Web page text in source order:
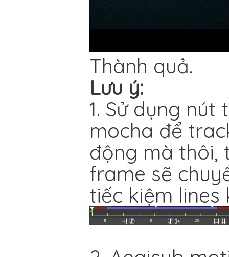
Thành quả.
Lưu ý:
1. Sử dụng
mocha để
động mà thôi,
frame sẽ
tiếc kiệm lines